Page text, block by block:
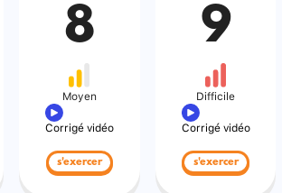
8
Moyen
Corrigé vidéo
s'exercer
9
Difficile
Corrigé vidéo
s'exercer